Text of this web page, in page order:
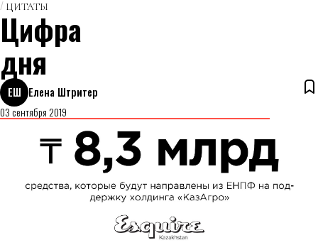
ЦИТАТЫ
Цифра
дня
ЕШ Елена Штритер
03 сентября 2019